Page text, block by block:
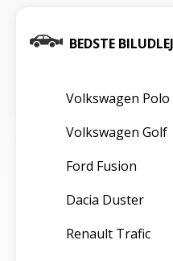
BEDSTE
Volkswagen Polo
Volkswagen Golf
Ford Fusion
Dacia Duster
Renault Trafic